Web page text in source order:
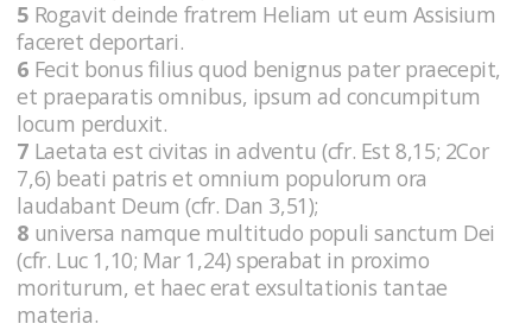
5 Rogavit deinde fratrem Heliam ut eum Assisium
faceret deportari.
6 Fecit bonus filius quod benignus pater praecepit,
et praeparatis omnibus, ipsum ad concumpitum
locum perduxit.
7 Laetata est civitas in adventu (cfr. Est 8,15; 2Cor
7,6) beati patris et omnium populorum ora
laudabant Deum (cfr. Dan 3,51);
8 universa namque multitudo populi sanctum Dei
(cfr. Luc 1,10; Mar 1,24) sperabat in proximo
moriturum, et haec erat exsultationis tantae
materia.